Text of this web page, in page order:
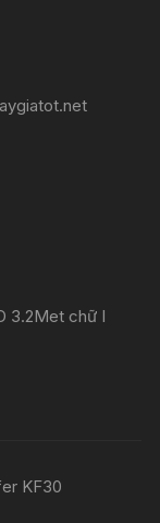
3.2Met chữ I
KF30